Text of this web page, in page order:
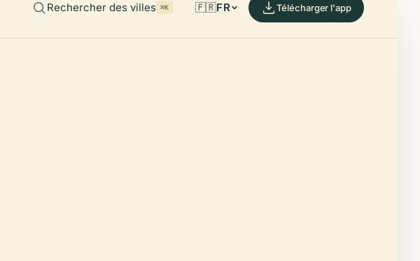
Rechercher des villes ⌘K 🇫🇷FR Télécharger l'app